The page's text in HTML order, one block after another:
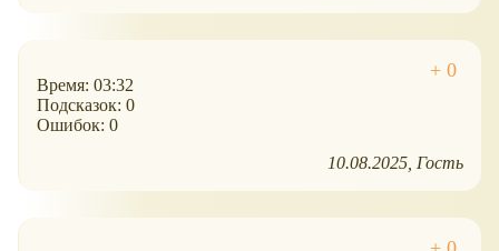
Время: 03:32
Подсказок: 0
Ошибок: 0
10.08.2025 Гость